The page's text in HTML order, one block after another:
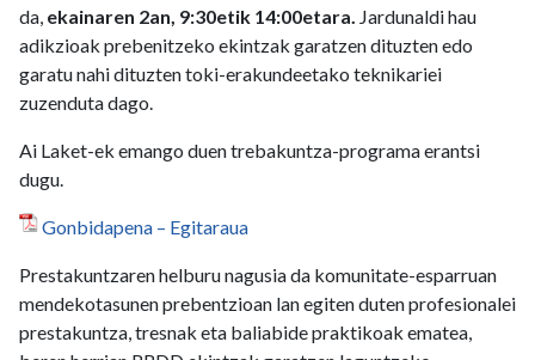
da, ekainaren 2an, 9:30etik 14:00etara. Jardunaldi hau
adikzioak prebenitzeko ekintzak garatzen dituzten edo
garatu nahi dituzten toki-erakundeetako teknikariei
zuzenduta dago.
Ai Laket-ek emango duen trebakuntza-programa erantsi
dugu.
Gonbidapena – Egitaraua
Prestakuntzaren helburu nagusia da komunitate-esparruan
mendekotasunen prebentzioan lan egiten duten profesionalei
prestakuntza, tresnak eta baliabide praktikoak ematea,